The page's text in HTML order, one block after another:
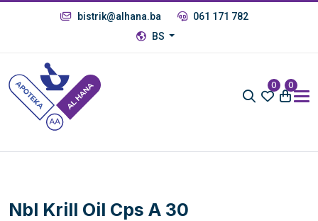
bistrik@alhana.ba
061 171 782
BS
0 0
Nbl Krill Oil Cps A 30